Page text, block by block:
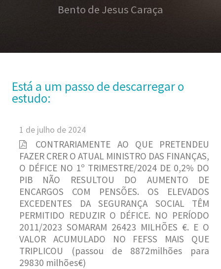
Bento de Jesus Caraça
Está a um passo de descarregar o
estudo:
1 de julho de 2024
CONTRARIAMENTE AO QUE PRETENDEU
FAZER CRER O ATUAL MINISTRO DAS FINANÇAS,
O DÉFICE NO 1º TRIMESTRE/2024 DE 0,2% DO
PIB NÃO RESULTOU DO AUMENTO DE
ENCARGOS COM PENSÕES. OS ELEVADOS
EXCEDENTES DA SEGURANÇA SOCIAL TÊM
PERMITIDO REDUZIR O DÉFICE. NO PERÍODO
2011/2023 SOMARAM 26423 MILHÕES €. E O
VALOR ACUMULADO NO FEFSS MAIS QUE
TRIPLICOU (passou de 8872milhões para
29830 milhões€)